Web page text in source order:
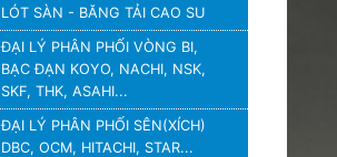
LÓT SÀN - BĂNG TẢI CAO SU
ĐẠI LÝ PHÂN PHỐI VÒNG BI,
BẠC ĐẠN KOYO, NACHI, NSK,
SKF, THK, ASAHI...
ĐẠI LÝ PHÂN PHỐI SÊN(XÍCH)
DBC, OCM, HITACHI, STAR...